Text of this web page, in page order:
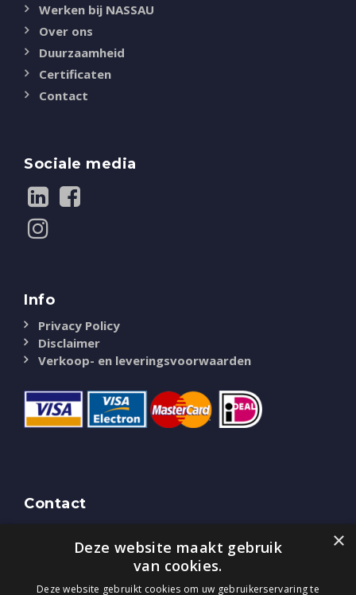
Werken bij NASSAU
Over ons
Duurzaamheid
Certificaten
Contact
Sociale media
Info
Privacy Policy
Disclaimer
Verkoop- en leveringsvoorwaarden
Contact
Bredaseweg 51
4844 CK Terheijden (NB)
0800-0225405
×
Deze website maakt gebruik
van cookies.
Deze website gebruikt cookies om uw gebruikerservaring te